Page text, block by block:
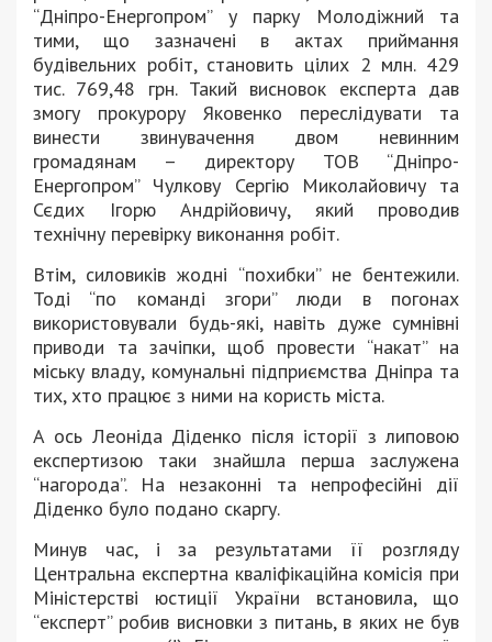
“Дніпро-Енергопром” у парку Молодіжний та
тими, що зазначені в актах приймання
будівельних робіт, становить цілих 2 млн. 429
тис. 769,48 грн. Такий висновок експерта дав
змогу прокурору Яковенко переслідувати та
винести звинувачення двом невинним
громадянам – директору ТОВ “Дніпро-
Енергопром” Чулкову Сергію Миколайовичу та
Сєдих Ігорю Андрійовичу, який проводив
технічну перевірку виконання робіт.
Втім, силовиків жодні “похибки” не бентежили.
Тоді “по команді згори” люди в погонах
використовували будь-які, навіть дуже сумнівні
приводи та зачіпки, щоб провести “накат” на
міську владу, комунальні підприємства Дніпра та
тих, хто працює з ними на користь міста.
А ось Леоніда Діденко після історії з липовою
експертизою таки знайшла перша заслужена
“нагорода”. На незаконні та непрофесійні дії
Діденко було подано скаргу.
Минув час, і за результатами її розгляду
Центральна експертна кваліфікаційна комісія при
Міністерстві юстиції України встановила, що
“експерт” робив висновки з питань, в яких не був